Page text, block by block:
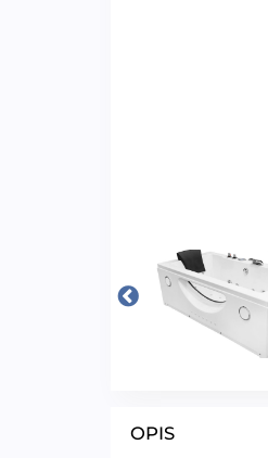
OPIS